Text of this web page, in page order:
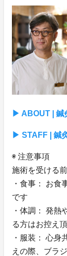
▶︎ ABOUT | 鍼
▶︎ STAFF | 鍼
◉ 注意事項
施術を受ける
・⾷事： お⾷
です
・体調： 発熱
る⽅はお控え
・服装： ⼼⾝
えの際、ブラ